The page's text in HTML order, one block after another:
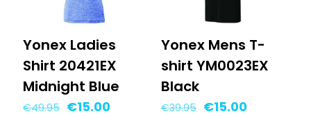
Yonex Ladies
Shirt 20421EX
Midnight Blue
€49.95 Oorspronkelijke
€15.00Huidige
Yonex Mens T-
shirt YM0023EX
Black
€39.95 Oorspronkelijke
€15.00Huidige